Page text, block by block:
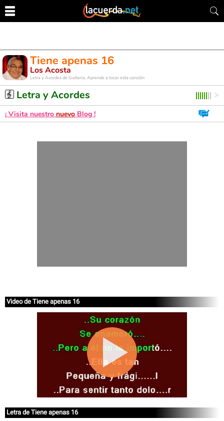
Tiene apenas 16
Los Acosta
Letra y Acordes de Guitarra. Aprende a tocar esta canción
Letra y Acordes
¡ Visita nuestro nuevo Blog !
Video de Tiene apenas 16
Letra de Tiene apenas 16